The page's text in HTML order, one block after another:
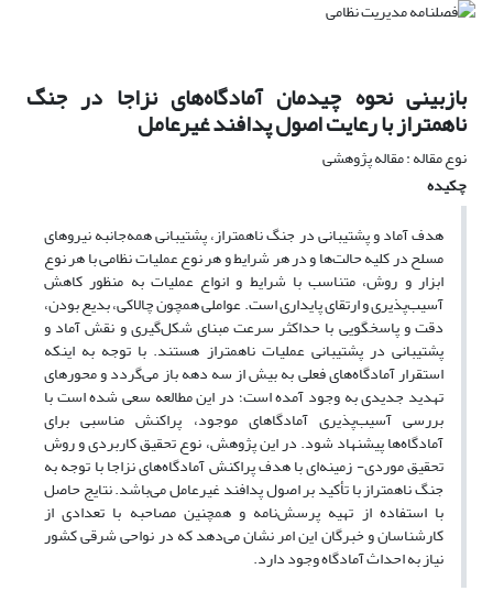
بازبینی نحوه چیدمان آمادگاه‌های نزاجا در جنگ
ناهمتراز با رعایت اصول پدافند غیرعامل
نوع مقاله : مقاله پژوهشی
چکیده
هدف آماد و پشتیبانی در جنگ ناهمتراز، پشتیبانی همه‌جانبه نیروهای
مسلح در کلیه حالت‌ها و در هر شرایط و هر نوع عملیات نظامی با هر نوع
ابزار و روش، متناسب با شرایط و انواع عملیات به منظور کاهش
آسیب‌پذیری و ارتقای پایداری است. عواملی همچون چالاکی، بدیع بودن،
دقت و پاسخگویی با حداکثر سرعت مبنای شکل‌گیری و نقش آماد و
پشتیبانی در پشتیبانی عملیات ناهمتراز هستند. با توجه به اینکه
استقرار آمادگاه‌های فعلی به بیش از سه دهه باز می‌گردد و محورهای
تهدید جدیدی به وجود آمده است؛ در این مطالعه سعی شده است با
بررسی آسیب‌پذیری آمادگاهای موجود، پراکنش مناسبی برای
آمادگاه‌ها پیشنهاد شود. در این پژوهش، نوع تحقیق کاربردی و روش
تحقیق موردی- زمینه‌ای با هدف پراکنش آمادگاه‌های نزاجا با توجه به
جنگ ناهمتراز با تأکید بر اصول پدافند غیرعامل می‌باشد. نتایج حاصل
با استفاده از تهیه پرسش‌نامه و همچنین مصاحبه با تعدادی از
کارشناسان و خبرگان این امر نشان می‌دهد که در نواحی شرقی کشور
نیاز به احداث آمادگاه وجود دارد.